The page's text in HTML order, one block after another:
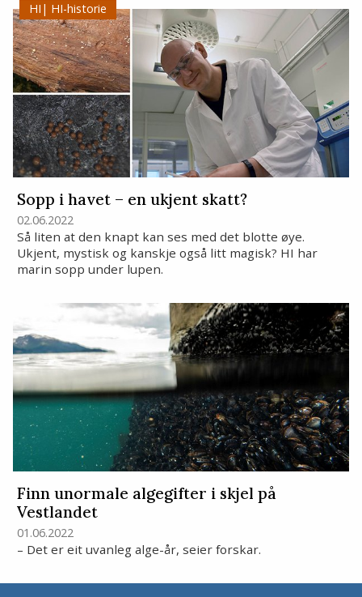
HI-historie
Sopp i havet – en ukjent skatt?
02.06.2022
Så liten at den knapt kan ses med det blotte øye.
Ukjent, mystisk og kanskje også litt magisk? HI har
marin sopp under lupen.
Finn unormale algegifter i skjel på
Vestlandet
01.06.2022
– Det er eit uvanleg alge-år, seier forskar.